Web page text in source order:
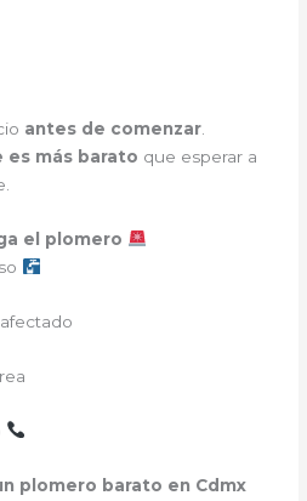
antes de comenzar.
es más barato que esperar a
el plomero
plomero barato en Cdmx